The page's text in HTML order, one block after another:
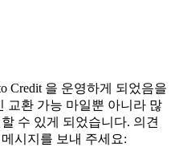
Credit 을 운영하게 되었음을
교환 가능 마일뿐 아니라 많
수 있게 되었습니다. 의견
시지를 보내 주세요: